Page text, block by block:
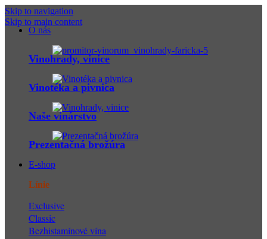
Skip to navigation
Skip to main content
O nás
Vinohrady, vinice
Vinotéka a pivnica
Naše vinárstvo
Prezentačná brožúra
E-shop
Línie
Exclusive
Classic
Bezhistamínové vína